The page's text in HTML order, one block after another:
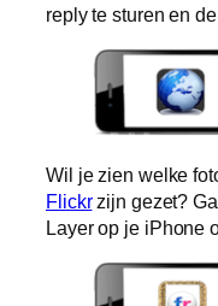
reply te sturen en
Wil je zien welke
Flickrzijn gezet? Ga
Layer op je iPhone